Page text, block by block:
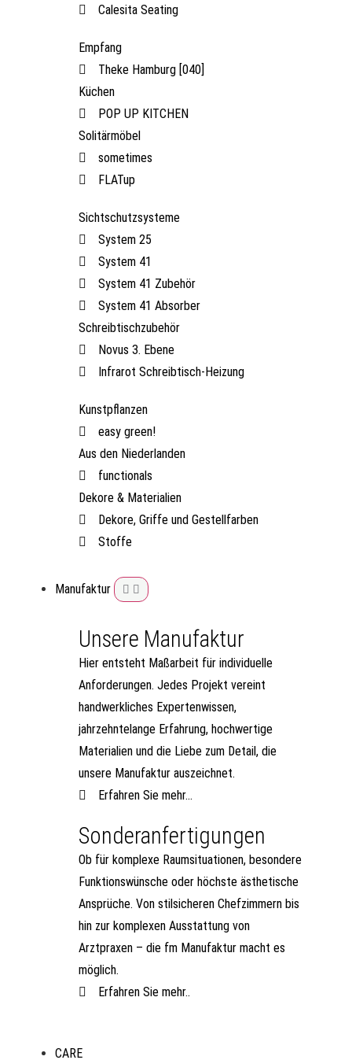
Calesita Seating
Empfang
Theke Hamburg [040]
Küchen
POP UP KITCHEN
Solitärmöbel
sometimes
FLATup
Sichtschutzsysteme
System 25
System 41
System 41 Zubehör
System 41 Absorber
Schreibtischzubehör
Novus 3. Ebene
Infrarot Schreibtisch-Heizung
Kunstpflanzen
easy green!
Aus den Niederlanden
functionals
Dekore & Materialien
Dekore, Griffe und Gestellfarben
Stoffe
Manufaktur
Unsere Manufaktur
Hier entsteht Maßarbeit für individuelle
Anforderungen. Jedes Projekt vereint
handwerkliches Expertenwissen,
jahrzehntelange Erfahrung, hochwertige
Materialien und die Liebe zum Detail, die
unsere Manufaktur auszeichnet.
Erfahren Sie mehr...
Sonderanfertigungen
Ob für komplexe Raumsituationen, besondere
Funktionswünsche oder höchste ästhetische
Ansprüche. Von stilsicheren Chefzimmern bis
hin zur komplexen Ausstattung von
Arztpraxen – die fm Manufaktur macht es
möglich.
Erfahren Sie mehr..
CARE